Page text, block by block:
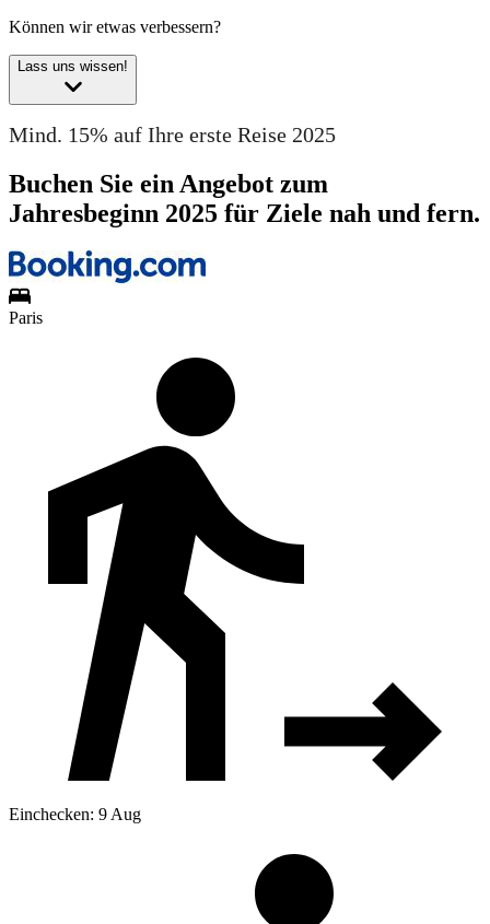
Können wir etwas verbessern?
Lass uns wissen!
Mind. 15% auf Ihre erste Reise 2025
Buchen Sie ein Angebot zum
Jahresbeginn 2025 für Ziele nah und fern.
Paris
Einchecken: 9 Aug